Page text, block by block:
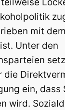
mit
Unter den
die
ein, dass
wird.